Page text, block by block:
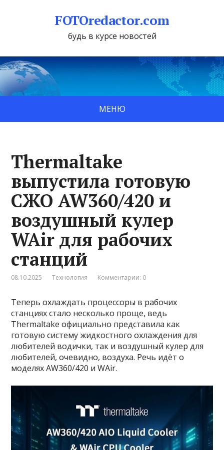
FOTOredactor.com
будь в курсе новостей
МЕНЮ
Thermaltake
выпустила готовую
СЖО AW360/420 и
воздушный кулер
WAir для рабочих
станций
08.10.2025 Технология Комментарии: 0
Теперь охлаждать процессоры в рабочих
станциях стало несколько проще, ведь
Thermaltake официально представила как
готовую систему жидкостного охлаждения для
любителей водички, так и воздушный кулер для
любителей, очевидно, воздуха. Речь идёт о
моделях AW360/420 и WAir.